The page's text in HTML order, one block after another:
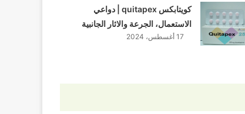
كويتابكس quitapex | دواعي
الاستعمال، الجرعة والاثار الجانبية
17 أغسطس، 2024